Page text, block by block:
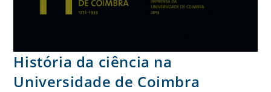
História da ciência na
Universidade de Coimbra